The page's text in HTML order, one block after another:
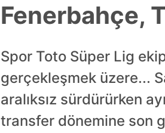
Fenerbahçe,
Spor Toto Süper Lig
gerçekleşmek üzere...
aralıksız sürdürürken
transfer dönemine son